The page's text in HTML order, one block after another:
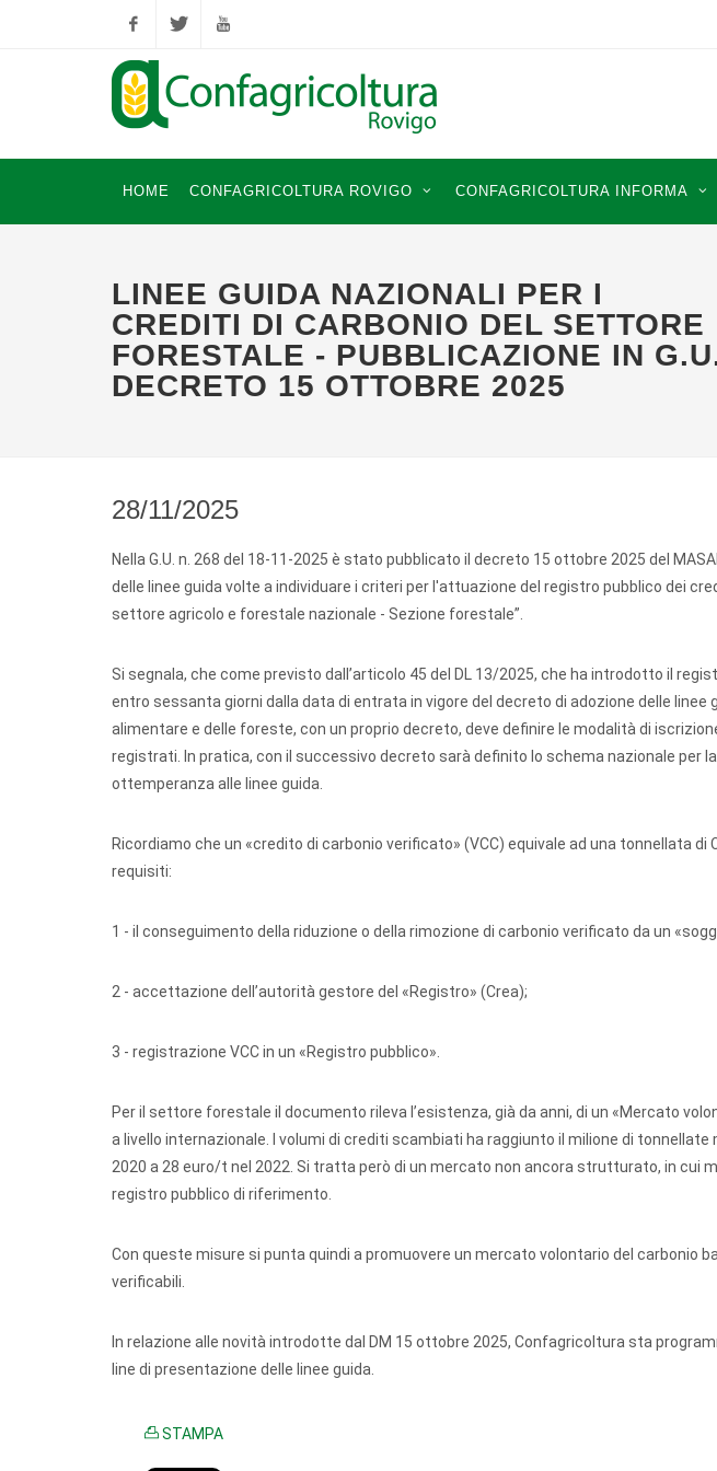
FacebookTwitter YouTube
HOME CONFAGRICOLTURA ROVIGO CONFAGRICOLTURA INFORMA
LINEE GUIDA NAZIONALI PER I
CREDITI DI CARBONIO DEL SETTORE
FORESTALE - PUBBLICAZIONE IN
DECRETO 15 OTTOBRE 2025
28/11/2025
Nella G.U. n. 268 del 18-11-2025 è stato pubblicato il decreto 15 ottobre 2025 del
delle linee guida volte a individuare i criteri per l'attuazione del registro pubblico dei
settore agricolo e forestale nazionale - Sezione forestale”.
Si segnala, che come previsto dall’articolo 45 del DL 13/2025, che ha introdotto il
entro sessanta giorni dalla data di entrata in vigore del decreto di adozione delle linee
alimentare e delle foreste, con un proprio decreto, deve definire le modalità di
registrati. In pratica, con il successivo decreto sarà definito lo schema nazionale per
ottemperanza alle linee guida.
Ricordiamo che un «credito di carbonio verificato» (VCC) equivale ad una tonnellata
requisiti:
1 - il conseguimento della riduzione o della rimozione di carbonio verificato da un
2 - accettazione dell’autorità gestore del «Registro» (Crea);
3 - registrazione VCC in un «Registro pubblico».
Per il settore forestale il documento rileva l’esistenza, già da anni, di un «Mercato
a livello internazionale. I volumi di crediti scambiati ha raggiunto il milione di
2020 a 28 euro/t nel 2022. Si tratta però di un mercato non ancora strutturato, in cui
registro pubblico di riferimento.
Con queste misure si punta quindi a promuovere un mercato volontario del carbonio
verificabili.
In relazione alle novità introdotte dal DM 15 ottobre 2025, Confagricoltura sta
line di presentazione delle linee guida.
STAMPA